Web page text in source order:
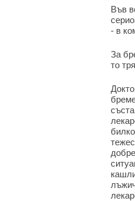
Във
- в
За
то